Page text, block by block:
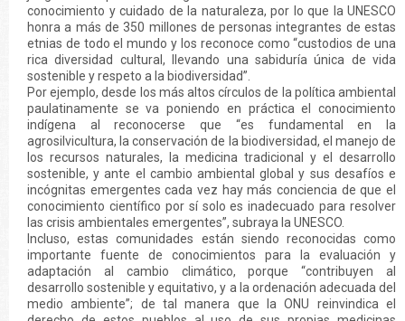
conocimiento y cuidado de la naturaleza, por lo que la UNESCO
honra a más de 350 millones de personas integrantes de estas
etnias de todo el mundo y los reconoce como “custodios de una
rica diversidad cultural, llevando una sabiduría única de vida
sostenible y respeto a la biodiversidad”.
Por ejemplo, desde los más altos círculos de la política ambiental
paulatinamente se va poniendo en práctica el conocimiento
indígena al reconocerse que “es fundamental en la
agrosilvicultura, la conservación de la biodiversidad, el manejo de
los recursos naturales, la medicina tradicional y el desarrollo
sostenible, y ante el cambio ambiental global y sus desafíos e
incógnitas emergentes cada vez hay más conciencia de que el
conocimiento científico por sí solo es inadecuado para resolver
las crisis ambientales emergentes”, subraya la UNESCO.
Incluso, estas comunidades están siendo reconocidas como
importante fuente de conocimientos para la evaluación y
adaptación al cambio climático, porque “contribuyen al
desarrollo sostenible y equitativo, y a la ordenación adecuada del
medio ambiente”; de tal manera que la ONU reinvindica el